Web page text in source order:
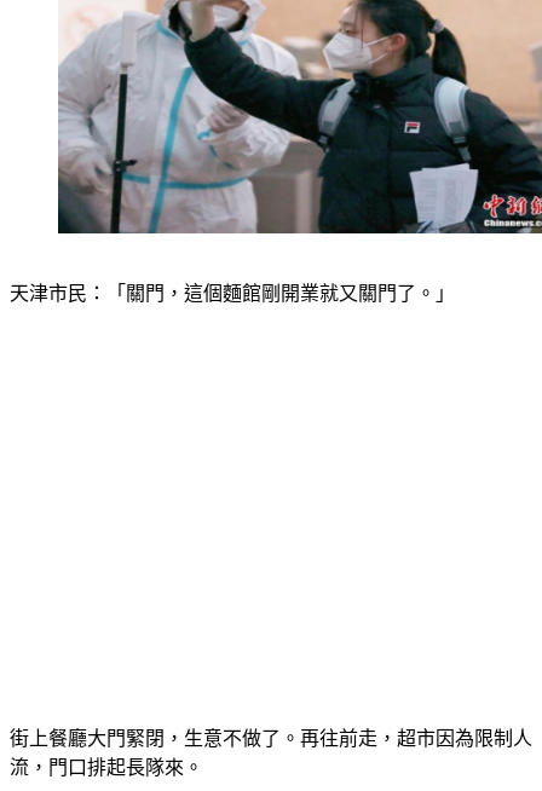
天津市民：「關門，這個麵館剛開業就又關門了。」
街上餐廳大門緊閉，生意不做了。再往前走，超市因為限制人
流，門口排起長隊來。